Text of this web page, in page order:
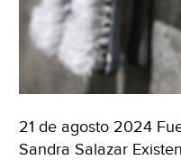
21 de agosto 2024
Sandra Salazar